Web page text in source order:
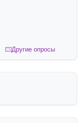
Другие опросы